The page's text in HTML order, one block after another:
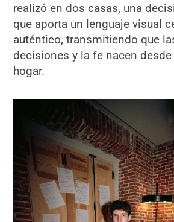
realizó en dos casas, una
que aporta un lenguaje visual
auténtico, transmitiendo que
decisiones y la fe nacen
hogar.